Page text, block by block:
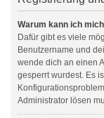
Warum kann ich
Dafür gibt es viele
Benutzername und
wende dich an einen
gesperrt wurdest. Es
Administrator lösen